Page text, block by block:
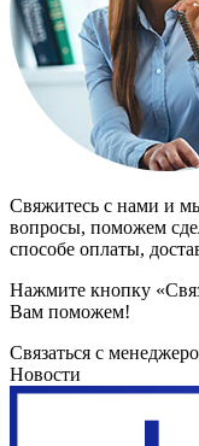
Свяжитесь с нами и
вопросы, поможем
способе оплаты,
Нажмите кнопку
Вам поможем!
Связаться с
Новости